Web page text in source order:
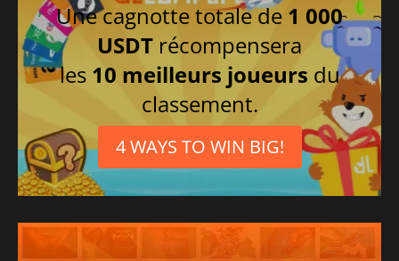
Une cagnotte totale de 1 000
USDT récompensera
les 10 meilleurs joueurs du
classement.
4 WAYS TO WIN BIG!